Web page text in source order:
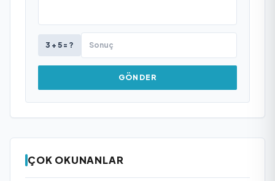
3 + 5 = ?
GÖNDER
ÇOK OKUNANLAR